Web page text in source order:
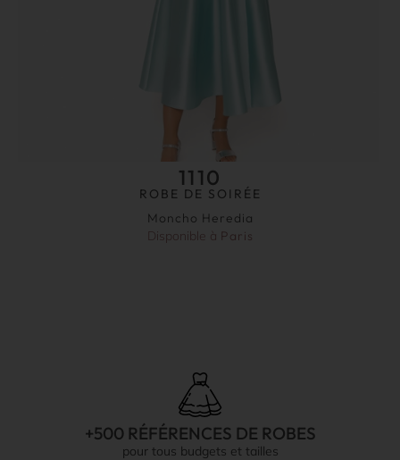
1110
ROBE DE SOIRÉE
Moncho Heredia
Disponible à Paris
+500 RÉFÉRENCES DE ROBES
pour tous budgets et tailles